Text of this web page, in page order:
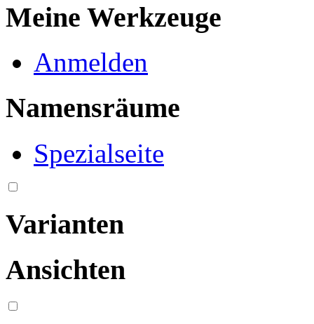
Meine Werkzeuge
Anmelden
Namensräume
Spezialseite
Varianten
Ansichten